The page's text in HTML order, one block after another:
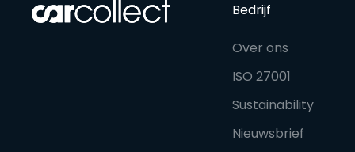
Bedrijf
Over ons
ISO 27001
Sustainability
Nieuwsbrief